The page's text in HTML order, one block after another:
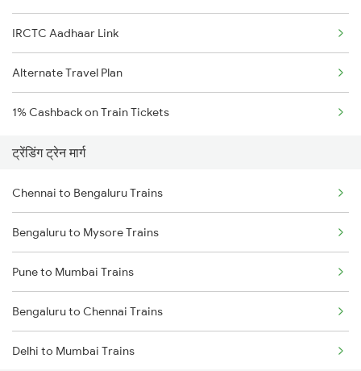
IRCTC Aadhaar Link
Alternate Travel Plan
1% Cashback on Train Tickets
ट्रेंडिंग ट्रेन मार्ग
Chennai to Bengaluru Trains
Bengaluru to Mysore Trains
Pune to Mumbai Trains
Bengaluru to Chennai Trains
Delhi to Mumbai Trains